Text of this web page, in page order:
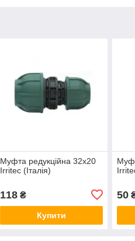
Муфта редукційна 32x20
Irritec (Італія)
118₴
Купити
50